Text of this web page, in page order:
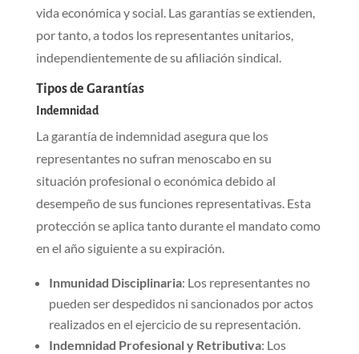
vida económica y social. Las garantías se extienden,
por tanto, a todos los representantes unitarios,
independientemente de su afiliación sindical.
Tipos de Garantías
Indemnidad
La garantía de indemnidad asegura que los
representantes no sufran menoscabo en su
situación profesional o económica debido al
desempeño de sus funciones representativas. Esta
protección se aplica tanto durante el mandato como
en el año siguiente a su expiración.
Inmunidad Disciplinaria: Los representantes no
pueden ser despedidos ni sancionados por actos
realizados en el ejercicio de su representación.
Indemnidad Profesional y Retributiva: Los